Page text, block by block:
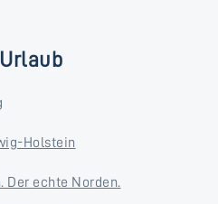
Holstein
echte Norden.